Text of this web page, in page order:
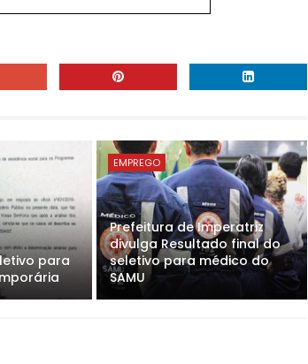
para
EMPREGO
Prefeitura de Imperatriz
divulga Resultado final do
seletivo para médico do
SAMU